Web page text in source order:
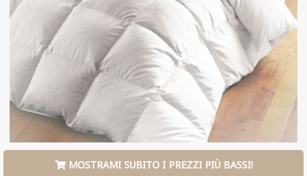
MOSTRAMI SUBITO I PREZZI PIÙ BASSI!